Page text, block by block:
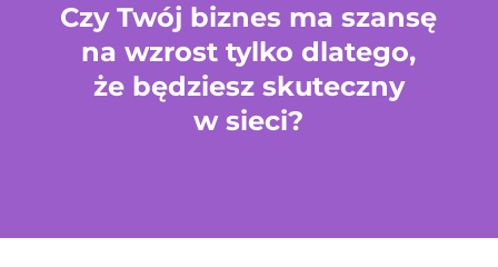
Czy Twój biznes ma szansę
na wzrost tylko dlatego,
że będziesz skuteczny
w sieci?